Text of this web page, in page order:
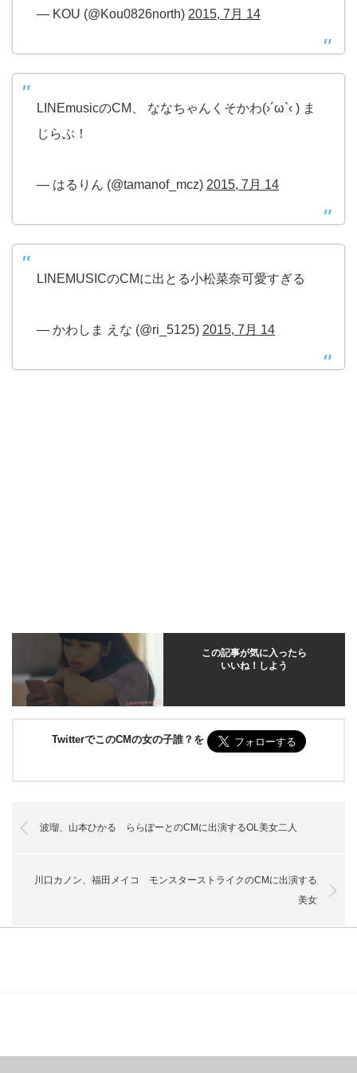
— KOU (@Kou0826north) 2015, 7月 14
LINEmusicのCM、 ななちゃんくそかわ(›´ω`‹ ) ま
じらぶ！
— はるりん (@tamanof_mcz) 2015, 7月 14
LINEMUSICのCMに出とる小松菜奈可愛すぎる
— かわしま えな (@ri_5125) 2015, 7月 14
この記事が気に入ったら
いいね！しよう
TwitterでこのCMの女の子誰？を
波瑠、山本ひかる ららぽーとのCMに出演するOL美女二人
川口カノン、福田メイコ モンスターストライクのCMに出演する
美女